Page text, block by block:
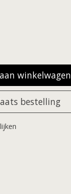
winkelwagen
bestelling